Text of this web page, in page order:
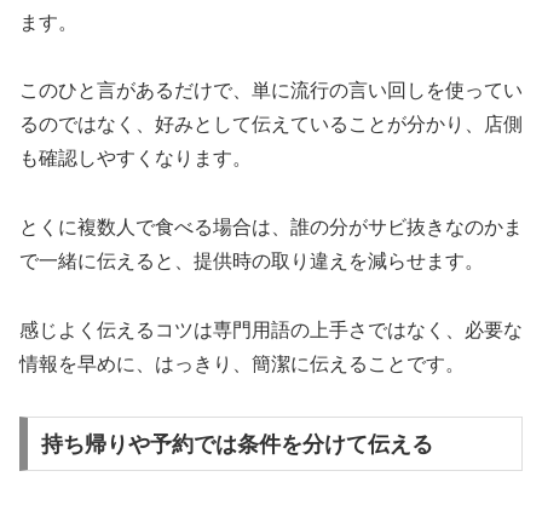
ます。
このひと言があるだけで、単に流行の言い回しを使ってい
るのではなく、好みとして伝えていることが分かり、店側
も確認しやすくなります。
とくに複数人で食べる場合は、誰の分がサビ抜きなのかま
で一緒に伝えると、提供時の取り違えを減らせます。
感じよく伝えるコツは専門用語の上手さではなく、必要な
情報を早めに、はっきり、簡潔に伝えることです。
持ち帰りや予約では条件を分けて伝える